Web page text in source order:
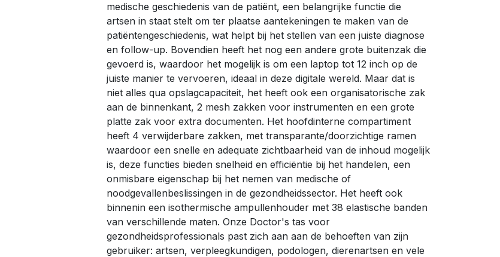
medische geschiedenis van de patiënt, een belangrijke functie die
artsen in staat stelt om ter plaatse aantekeningen te maken van de
patiëntengeschiedenis, wat helpt bij het stellen van een juiste diagnose
en follow-up. Bovendien heeft het nog een andere grote buitenzak die
gevoerd is, waardoor het mogelijk is om een laptop tot 12 inch op de
juiste manier te vervoeren, ideaal in deze digitale wereld. Maar dat is
niet alles qua opslagcapaciteit, het heeft ook een organisatorische zak
aan de binnenkant, 2 mesh zakken voor instrumenten en een grote
platte zak voor extra documenten. Het hoofdinterne compartiment
heeft 4 verwijderbare zakken, met transparante/doorzichtige ramen
waardoor een snelle en adequate zichtbaarheid van de inhoud mogelijk
is, deze functies bieden snelheid en efficiëntie bij het handelen, een
onmisbare eigenschap bij het nemen van medische of
noodgevallenbeslissingen in de gezondheidssector. Het heeft ook
binnenin een isothermische ampullenhouder met 38 elastische banden
van verschillende maten. Onze Doctor's tas voor
gezondheidsprofessionals past zich aan aan de behoeften van zijn
gebruiker: artsen, verpleegkundigen, podologen, dierenartsen en vele